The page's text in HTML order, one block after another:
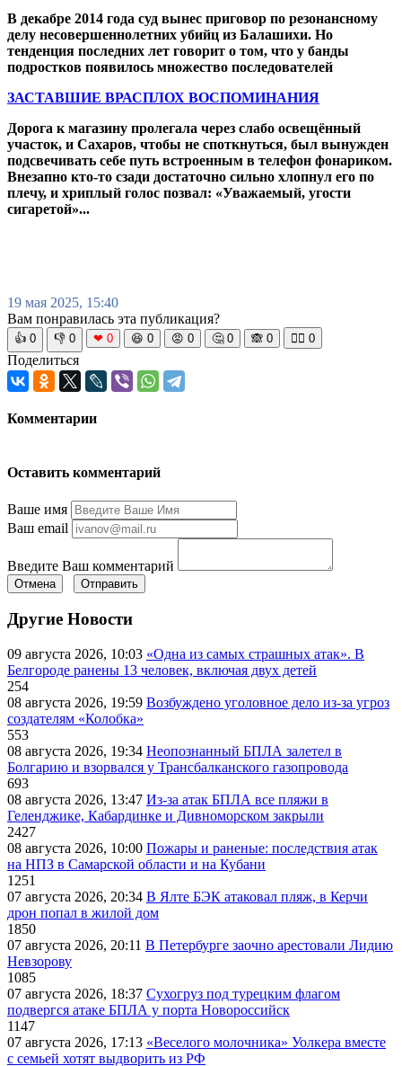
В декабре 2014 года суд вынес приговор по резонансному
делу несовершеннолетних убийц из Балашихи. Но
тенденция последних лет говорит о том, что у банды
подростков появилось множество последователей
ЗАСТАВШИЕ ВРАСПЛОХ ВОСПОМИНАНИЯ
Дорога к магазину пролегала через слабо освещённый
участок, и Сахаров, чтобы не споткнуться, был вынужден
подсвечивать себе путь встроенным в телефон фонариком.
Внезапно кто-то сзади достаточно сильно хлопнул его по
плечу, и хриплый голос позвал: «Уважаемый, угости
сигаретой»...
19 мая 2025, 15:40
Вам понравилась эта публикация?
👍 0 👎 0 ❤ 0 😆 0 😡 0 🤔 0 🙈 0 🧘‍♀️ 0
Поделиться
Комментарии
Оставить комментарий
Ваше имя
Ваш email
Введите Ваш комментарий
Отмена Отправить
Другие Новости
09 августа 2026, 10:03 «Одна из самых страшных атак». В
Белгороде ранены 13 человек, включая двух детей
254
08 августа 2026, 19:59 Возбуждено уголовное дело из-за угроз
создателям «Колобка»
553
08 августа 2026, 19:34 Неопознанный БПЛА залетел в
Болгарию и взорвался у Трансбалканского газопровода
693
08 августа 2026, 13:47 Из-за атак БПЛА все пляжи в
Геленджике, Кабардинке и Дивноморском закрыли
2427
08 августа 2026, 10:00 Пожары и раненые: последствия атак
на НПЗ в Самарской области и на Кубани
1251
07 августа 2026, 20:34 В Ялте БЭК атаковал пляж, в Керчи
дрон попал в жилой дом
1850
07 августа 2026, 20:11 В Петербурге заочно арестовали Лидию
Невзорову
1085
07 августа 2026, 18:37 Сухогруз под турецким флагом
подвергся атаке БПЛА у порта Новороссийск
1147
07 августа 2026, 17:13 «Веселого молочника» Уолкера вместе
с семьей хотят выдворить из РФ